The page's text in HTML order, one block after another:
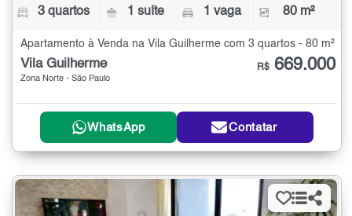
3 quartos 1 suíte 1 vaga 80 m²
Apartamento à Venda na Vila Guilherme com 3 quartos - 80 m²
Vila Guilherme
Zona Norte - São Paulo
R$ 669.000
WhatsApp Contatar